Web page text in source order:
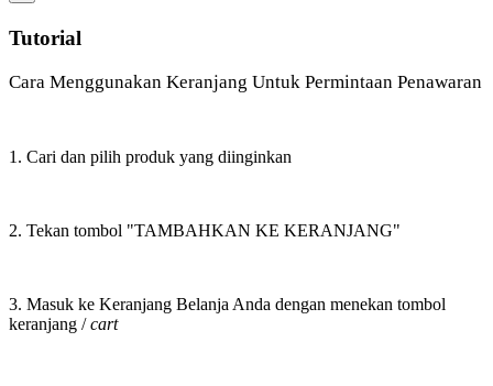
Tutorial
Cara Menggunakan Keranjang Untuk Permintaan Penawaran
1. Cari dan pilih produk yang diinginkan
2. Tekan tombol "TAMBAHKAN KE KERANJANG"
3. Masuk ke Keranjang Belanja Anda dengan menekan tombol
keranjang /cart